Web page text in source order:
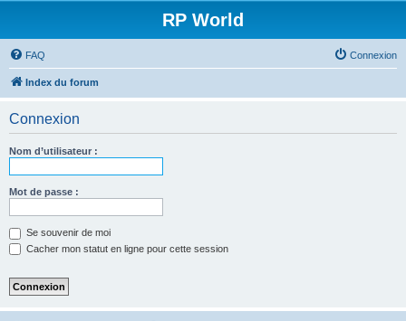
RP World
FAQ Connexion
Index du forum
Connexion
Nom d’utilisateur :
Mot de passe :
Se souvenir de moi
Cacher mon statut en ligne pour cette session